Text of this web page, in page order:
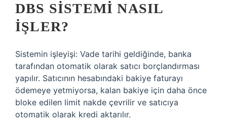
DBS SISTEMI NASIL
IŞLER?
Sistemin işleyişi: Vade tarihi geldiğinde, banka
tarafından otomatik olarak satıcı borçlandırması
yapılır. Satıcının hesabındaki bakiye faturayı
ödemeye yetmiyorsa, kalan bakiye için daha önce
bloke edilen limit nakde çevrilir ve satıcıya
otomatik olarak kredi aktarılır.